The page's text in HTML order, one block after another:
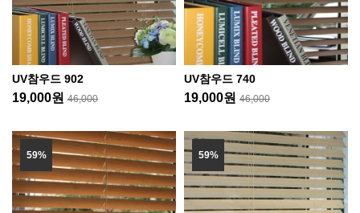
UV참우드 902
19,000원 46,000
UV참우드 740
19,000원 46,000
59% 59%